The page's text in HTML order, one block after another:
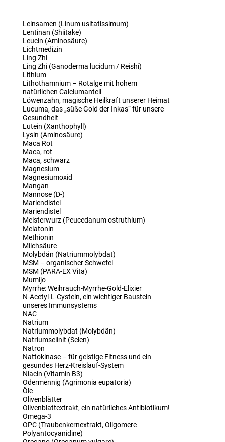
Leinsamen (Linum usitatissimum)
Lentinan (Shiitake)
Leucin (Aminosäure)
Lichtmedizin
Ling Zhi
Ling Zhi (Ganoderma lucidum / Reishi)
Lithium
Lithothamnium – Rotalge mit hohem
natürlichen Calciumanteil
Löwenzahn, magische Heilkraft unserer Heimat
Lucuma, das „süße Gold der Inkas“ für unsere
Gesundheit
Lutein (Xanthophyll)
Lysin (Aminosäure)
Maca Rot
Maca, rot
Maca, schwarz
Magnesium
Magnesiumoxid
Mangan
Mannose (D-)
Mariendistel
Mariendistel
Meisterwurz (Peucedanum ostruthium)
Melatonin
Methionin
Milchsäure
Molybdän (Natriummolybdat)
MSM – organischer Schwefel
MSM (PARA-EX Vita)
Mumijo
Myrrhe: Weihrauch-Myrrhe-Gold-Elixier
N-Acetyl-L-Cystein, ein wichtiger Baustein
unseres Immunsystems
NAC
Natrium
Natriummolybdat (Molybdän)
Natriumselinit (Selen)
Natron
Nattokinase – für geistige Fitness und ein
gesundes Herz-Kreislauf-System
Niacin (Vitamin B3)
Odermennig (Agrimonia eupatoria)
Öle
Olivenblätter
Olivenblattextrakt, ein natürliches Antibiotikum!
Omega-3
OPC (Traubenkernextrakt, Oligomere
Polyantocyanidine)